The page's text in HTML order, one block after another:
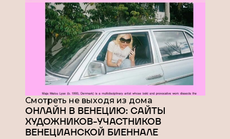
Смотреть не выходя из дома
ОНЛАЙН В ВЕНЕЦИЮ: САЙТЫ
ХУДОЖНИКОВ-УЧАСТНИКОВ
ВЕНЕЦИАНСКОЙ БИЕННАЛЕ